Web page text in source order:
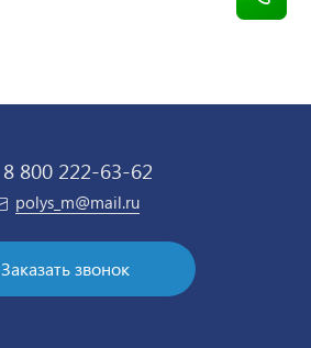
8 800 222-63-62
polys_m@mail.ru
Заказать звонок